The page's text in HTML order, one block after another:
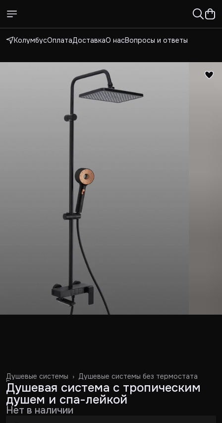
КолумбусОплатаДоставкаО насВопросы и ответы
Душевые системы без термостата
Душевые системы ›
Главная ›
Душевая система с тропическим
душем и спа-лейкой
Нет в наличии